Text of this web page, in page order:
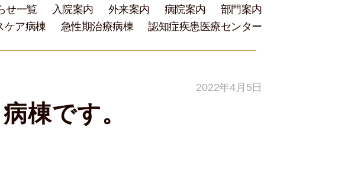
せ一覧 入院案内 外来案内 病院案内
部門案内
ケア病棟
急性期治療病棟 認知症疾患医療センター
2022年4月5日
棟です。